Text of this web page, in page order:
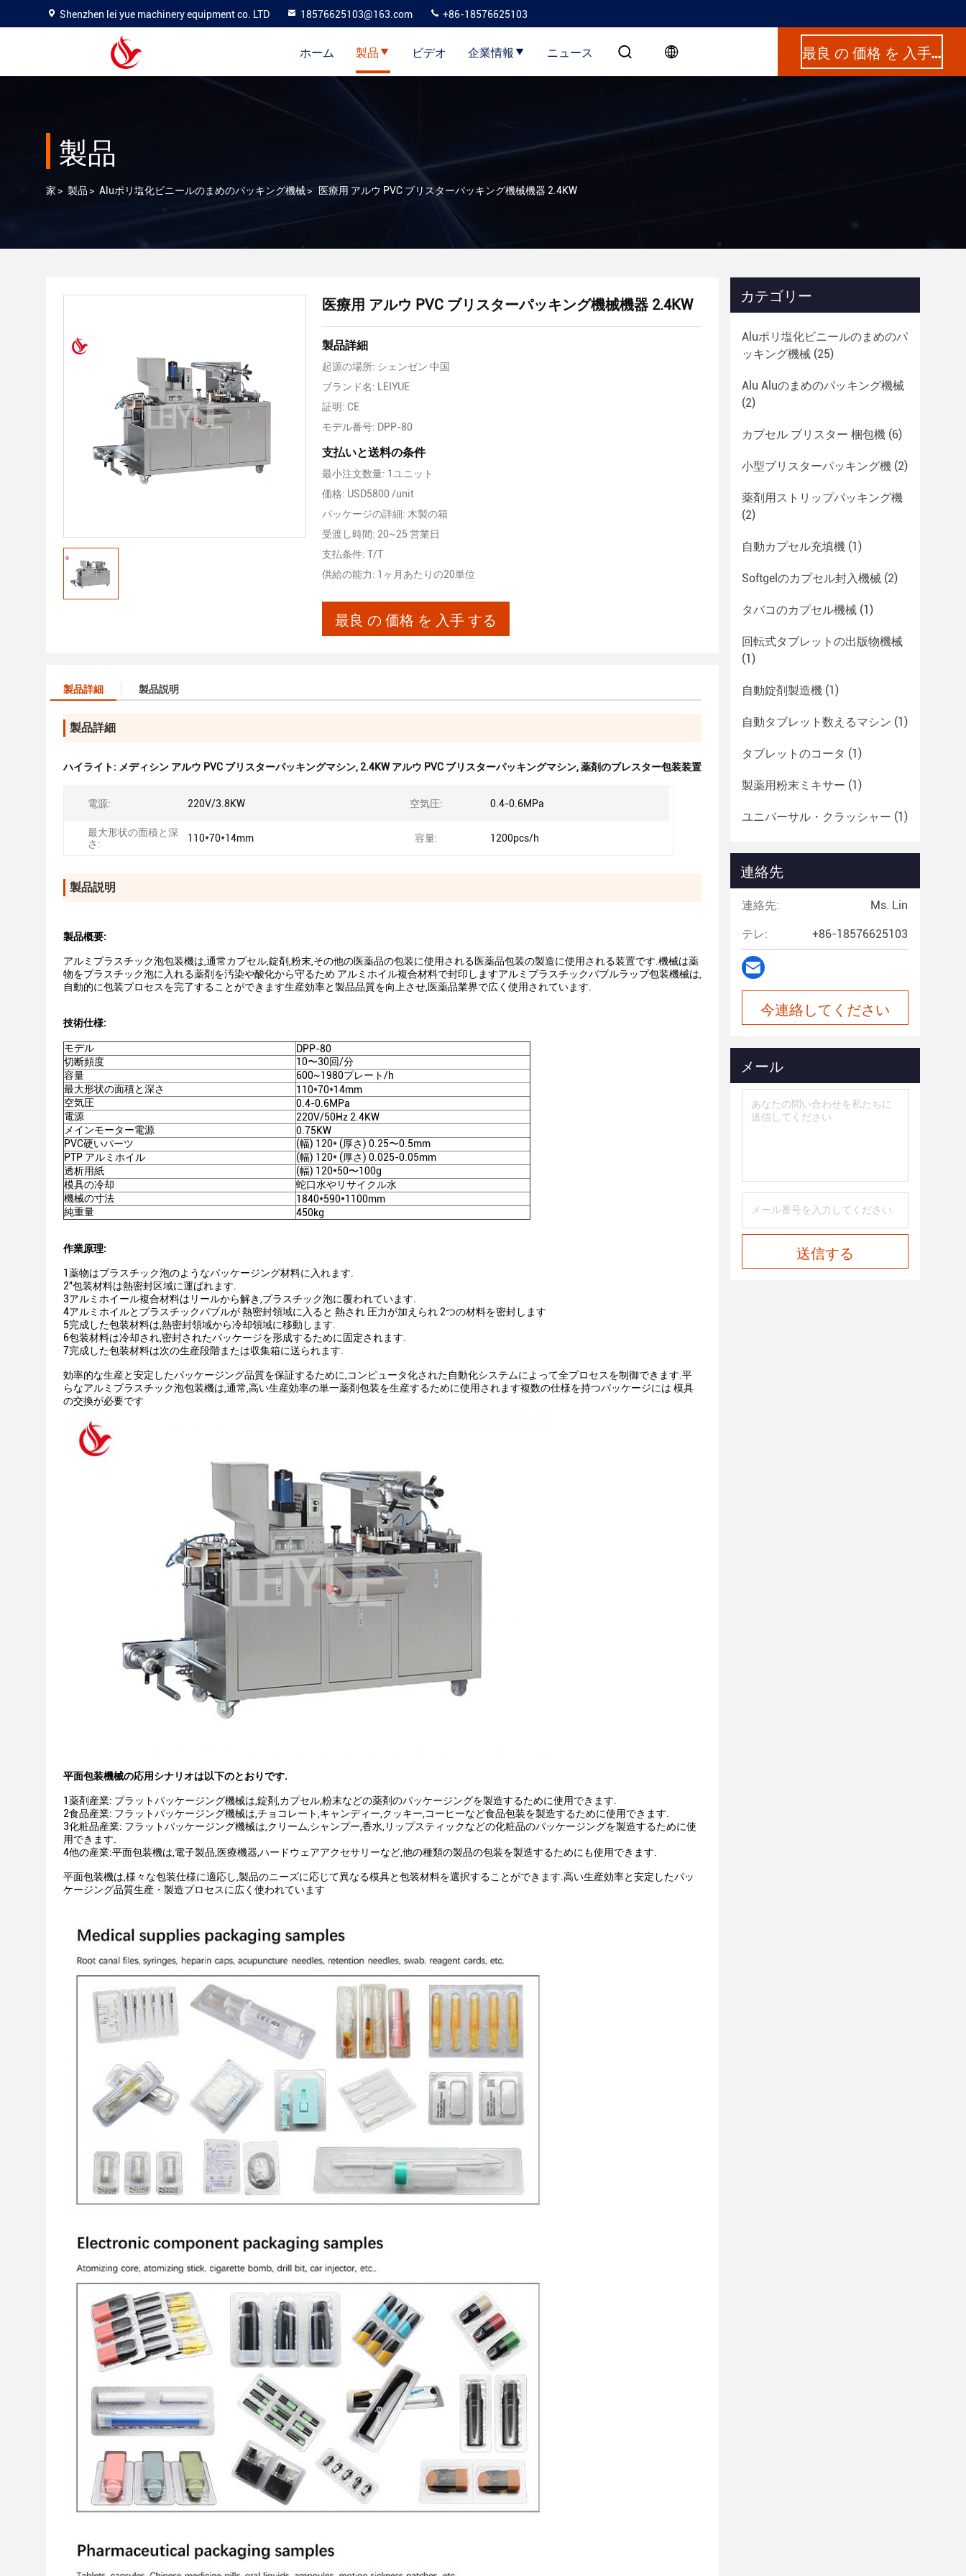
Shenzhen lei yue machinery equipment co. LTD 18576625103@163.com +86-18576625103
ホーム 製品 ビデオ 企業情報 ニュース 最良 の 価格 を 入手 する
製品
家 > 製品 > Aluポリ塩化ビニールのまめのパッキング機械> 医療用 アルウ PVC ブリスターパッキング機械機器 2.4KW
医療用 アルウ PVC ブリスターパッキング機械機器 2.4KW
製品詳細
起源の場所: シェンゼン 中国
ブランド名: LEIYUE
証明: CE
モデル番号: DPP-80
支払いと送料の条件
最小注文数量: 1ユニット
価格: USD5800 /unit
パッケージの詳細: 木製の箱
受渡し時間: 20~25 営業日
支払条件: T/T
供給の能力: 1ヶ月あたりの20単位
最良 の 価格 を 入手 する
製品詳細 製品説明
製品詳細
ハイライト: メディシン アルウ PVC ブリスターパッキングマシン, 2.4KW アルウ PVC ブリスターパッキングマシン,薬剤のブレスター包装装置
電源: 220V/3.8KW 空気圧: 0.4-0.6MPa
最大形状の面積と深
さ:
110*70*14mm 容量: 1200pcs/h
製品説明
製品概要:
アルミプラスチック泡包装機は,通常カプセル,錠剤,粉末,その他の医薬品の包装に使用される医薬品包装の製造に使用される装置です.機械は薬
物をプラスチック泡に入れる薬剤を汚染や酸化から守るため アルミホイル複合材料で封印しますアルミプラスチックバブルラップ包装機械は,
自動的に包装プロセスを完了することができます生産効率と製品品質を向上させ,医薬品業界で広く使用されています.
技術仕様:
モデル
DPP-80
切断頻度
10〜30回/分
容量
600~1980プレート/h
最大形状の面積と深さ
110*70*14mm
空気圧
0.4-0.6MPa
電源
220V/50Hz 2.4KW
メインモーター電源
0.75KW
PVC硬いパーツ
(幅) 120* (厚さ) 0.25〜0.5mm
PTP アルミホイル
(幅) 120* (厚さ) 0.025-0.05mm
透析用紙
(幅) 120*50〜100g
模具の冷却
蛇口水やリサイクル水
機械の寸法
1840*590*1100mm
純重量
450kg
作業原理:
1薬物はプラスチック泡のようなパッケージング材料に入れます.
2"包装材料は熱密封区域に運ばれます.
3アルミホイール複合材料はリールから解き,プラスチック泡に覆われています.
4アルミホイルとプラスチックバブルが 熱密封領域に入ると 熱され 圧力が加えられ 2つの材料を密封します
5完成した包装材料は,熱密封領域から冷却領域に移動します.
6包装材料は冷却され,密封されたパッケージを形成するために固定されます.
7完成した包装材料は次の生産段階または収集箱に送られます.
効率的な生産と安定したパッケージング品質を保証するために,コンピュータ化された自動化システムによって全プロセスを制御できます.平
らなアルミプラスチック泡包装機は,通常,高い生産効率の単一薬剤包装を生産するために使用されます複数の仕様を持つパッケージには 模具
の交換が必要です
平面包装機械の応用シナリオは以下のとおりです.
1薬剤産業: プラットパッケージング機械は,錠剤,カプセル,粉末などの薬剤のパッケージングを製造するために使用できます.
2食品産業: フラットパッケージング機械は,チョコレート,キャンディー,クッキー,コーヒーなど食品包装を製造するために使用できます.
3化粧品産業: フラットパッケージング機械は,クリーム,シャンプー,香水,リップスティックなどの化粧品のパッケージングを製造するために使
用できます.
4他の産業:平面包装機は,電子製品,医療機器,ハードウェアアクセサリーなど,他の種類の製品の包装を製造するためにも使用できます.
平面包装機は,様々な包装仕様に適応し,製品のニーズに応じて異なる模具と包装材料を選択することができます.高い生産効率と安定したパッ
ケージング品質生産・製造プロセスに広く使われています
カテゴリー
Aluポリ塩化ビニールのまめのパ
ッキング機械 (25)
Alu Aluのまめのパッキング機械
(2)
カプセル ブリスター 梱包機 (6)
小型ブリスターパッキング機 (2)
薬剤用ストリップパッキング機
(2)
自動カプセル充填機 (1)
Softgelのカプセル封入機械 (2)
タバコのカプセル機械 (1)
回転式タブレットの出版物機械
(1)
自動錠剤製造機 (1)
自動タブレット数えるマシン (1)
タブレットのコータ (1)
製薬用粉末ミキサー (1)
ユニバーサル・クラッシャー (1)
連絡先
連絡先: Ms. Lin
テレ: +86-18576625103
今連絡してください
メール
送信する